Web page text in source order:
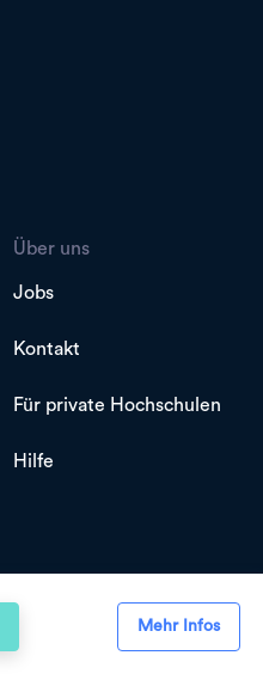
Mehr Infos
Über uns
Jobs
Kontakt
Für private Hochschulen
Hilfe